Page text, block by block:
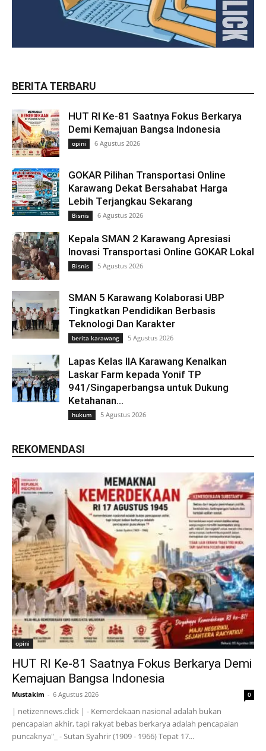
BERITA TERBARU
HUT RI Ke-81 Saatnya Fokus Berkarya
Demi Kemajuan Bangsa Indonesia
opini 6 Agustus 2026
GOKAR Pilihan Transportasi Online
Karawang Dekat Bersahabat Harga
Lebih Terjangkau Sekarang
Bisnis 6 Agustus 2026
Kepala SMAN 2 Karawang Apresiasi
Inovasi Transportasi Online GOKAR Lokal
Bisnis 5 Agustus 2026
SMAN 5 Karawang Kolaborasi UBP
Tingkatkan Pendidikan Berbasis
Teknologi Dan Karakter
berita karawang 5 Agustus 2026
Lapas Kelas IIA Karawang Kenalkan
Laskar Farm kepada Yonif TP
941/Singaperbangsa untuk Dukung
Ketahanan...
hukum 5 Agustus 2026
REKOMENDASI
opini
HUT RI Ke-81 Saatnya Fokus Berkarya Demi
Kemajuan Bangsa Indonesia
Mustakim - 6 Agustus 2026 0
| netizennews.click | - Kemerdekaan nasional adalah bukan
pencapaian akhir, tapi rakyat bebas berkarya adalah pencapaian
puncaknya"_ - Sutan Syahrir (1909 - 1966) Tepat 17...